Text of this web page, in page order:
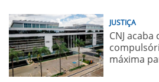
JUSTIÇA
CNJ
máxima